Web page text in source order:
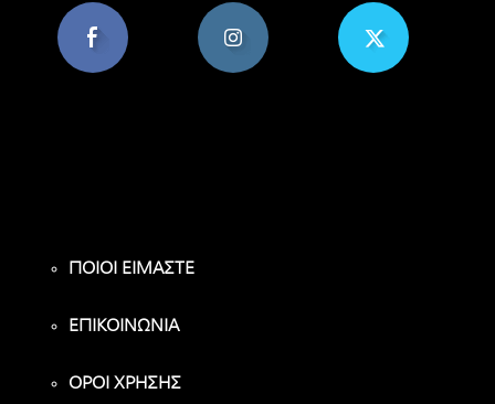
ΠΟΙΟΙ ΕΙΜΑΣΤΕ
ΕΠΙΚΟΙΝΩΝΙΑ
ΟΡΟΙ ΧΡΗΣΗΣ